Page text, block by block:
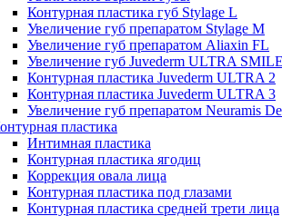
Контурная пластика губ Stylage L
Увеличение губ препаратом Stylage M
Увеличение губ препаратом Aliaxin FL
Увеличение губ Juvederm ULTRA
Контурная пластика Juvederm ULTRA 2
Контурная пластика Juvederm ULTRA 3
Увеличение губ препаратом Neuramis
пластика
Интимная пластика
Контурная пластика ягодиц
Коррекция овала лица
Контурная пластика под глазами
Контурная пластика средней трети лица